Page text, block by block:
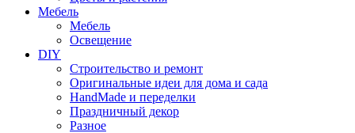
Мебель
Мебель
Освещение
DIY
Строительство и ремонт
Оригинальные идеи для дома и сада
HandMade и переделки
Праздничный декор
Разное